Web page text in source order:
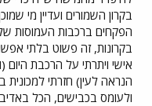
בקרון השמורים ועדיין מי
הפקחים ברכבות העמוסות של
בקרונות, זה פשוט בלתי
אישי ויתרתי על הרכבת
הנראה לעין) חזרתי למכונית
ולעומס בכבישים, הכל